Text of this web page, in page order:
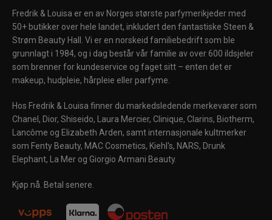
Fredrik & Louisa er en av Norges største parfymerikjeder med
50+ butikker over hele landet, inkludert den fantastiske Steen &
Strøm Beauty Hall. Vi er en norskeid familiebedrift som ble
grunnlagt i 1984, og i dag består vår familie av over 600 ildsjeler
som brenner for kundeservice og faget sitt – enten det er
makeup, hudpleie, hårpleie eller parfyme.
Hos Fredrik & Louisa finner du markedsledende merkevarer som
Chanel, Dior, Shiseido, Laura Mercier, Clinique, Clarins, Biotherm,
Lancôme og Elizabeth Arden, samt internasjonale kultmerker
som Fenty Beauty, MAC Cosmetics, Kiehl's, NARS, Drunk
Elephant, La Mer og Giorgio Armani Beauty.
Kjøp nå. Betal senere.